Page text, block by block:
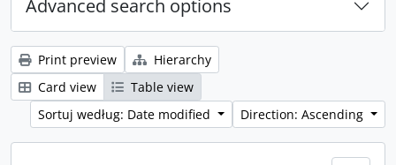
Advanced search options
Print preview
Hierarchy
Card view
Table view
Sortuj według: Date modified
Direction: Ascending